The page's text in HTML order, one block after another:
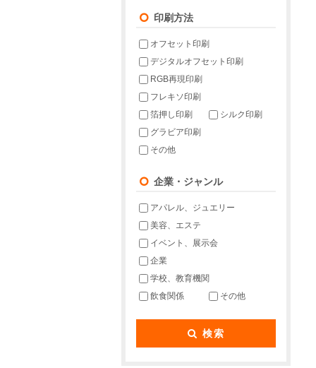
印刷方法
オフセット印刷
デジタルオフセット印刷
RGB再現印刷
フレキソ印刷
箔押し印刷
シルク印刷
グラビア印刷
その他
企業・ジャンル
アパレル、ジュエリー
美容、エステ
イベント、展示会
企業
学校、教育機関
飲食関係
その他
検索